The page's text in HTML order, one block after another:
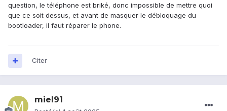
question, le téléphone est briké, donc impossible de mettre quoi
que ce soit dessus, et avant de masquer le débloquage du
bootloader, il faut réparer le phone.
Citer
miel91